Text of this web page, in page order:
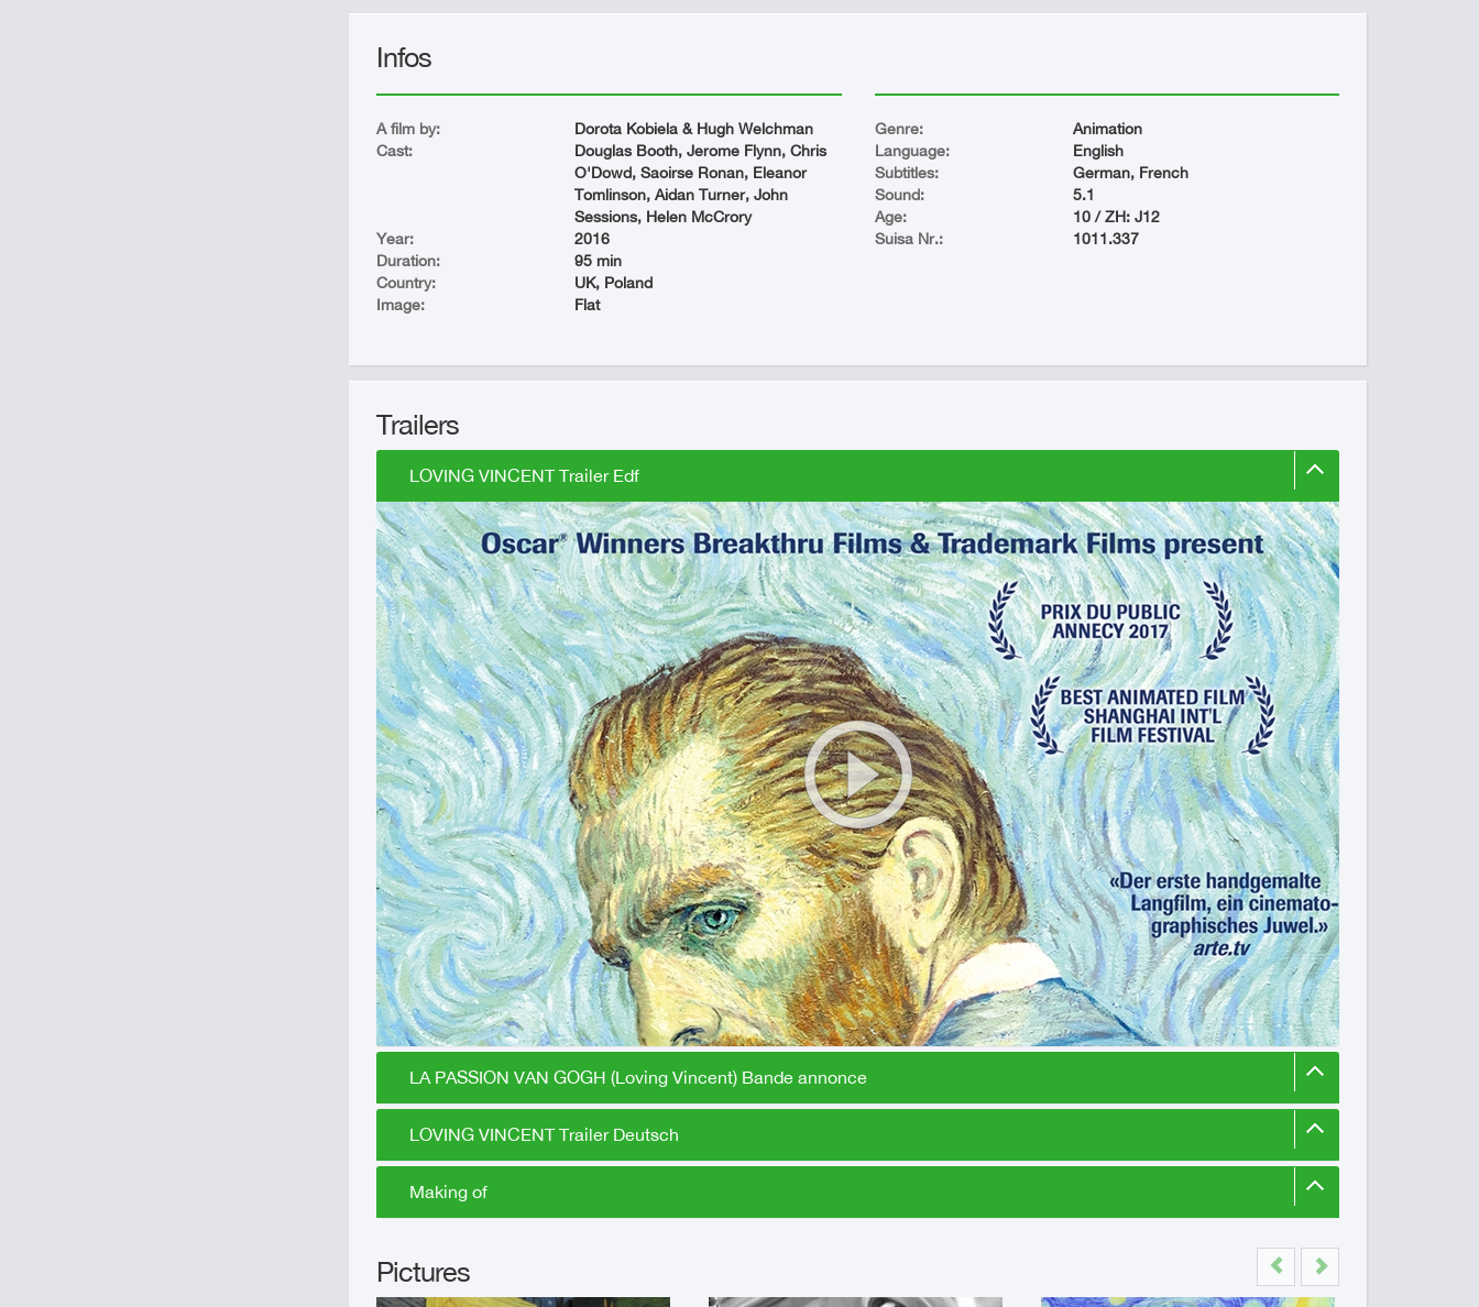
Infos
A film by:
Dorota Kobiela & Hugh Welchman
Cast:
Douglas Booth, Jerome Flynn, Chris
O'Dowd, Saoirse Ronan, Eleanor
Tomlinson, Aidan Turner, John
Sessions, Helen McCrory
Year:
2016
Duration:
95 min
Country:
UK, Poland
Image:
Flat
Genre:
Animation
Language:
English
Subtitles:
German, French
Sound:
5.1
Age:
10 / ZH: J12
Suisa Nr.:
1011.337
Trailers
LOVING VINCENT Trailer Edf
LA PASSION VAN GOGH (Loving Vincent) Bande annonce
LOVING VINCENT Trailer Deutsch
Making of
Pictures Previous
Next